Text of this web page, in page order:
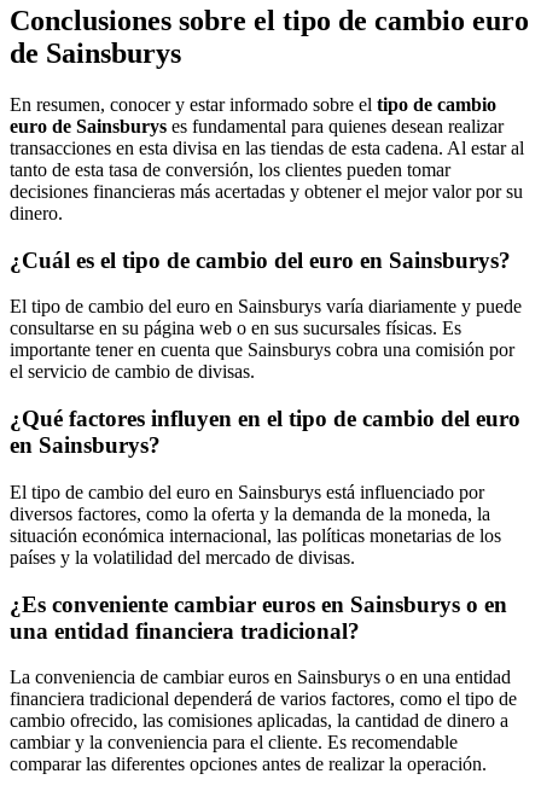
Conclusiones sobre el tipo de cambio euro
de Sainsburys
En resumen, conocer y estar informado sobre el tipo de cambio
euro de Sainsburys es fundamental para quienes desean realizar
transacciones en esta divisa en las tiendas de esta cadena. Al estar al
tanto de esta tasa de conversión, los clientes pueden tomar
decisiones financieras más acertadas y obtener el mejor valor por su
dinero.
¿Cuál es el tipo de cambio del euro en Sainsburys?
El tipo de cambio del euro en Sainsburys varía diariamente y puede
consultarse en su página web o en sus sucursales físicas. Es
importante tener en cuenta que Sainsburys cobra una comisión por
el servicio de cambio de divisas.
¿Qué factores influyen en el tipo de cambio del euro
en Sainsburys?
El tipo de cambio del euro en Sainsburys está influenciado por
diversos factores, como la oferta y la demanda de la moneda, la
situación económica internacional, las políticas monetarias de los
países y la volatilidad del mercado de divisas.
¿Es conveniente cambiar euros en Sainsburys o en
una entidad financiera tradicional?
La conveniencia de cambiar euros en Sainsburys o en una entidad
financiera tradicional dependerá de varios factores, como el tipo de
cambio ofrecido, las comisiones aplicadas, la cantidad de dinero a
cambiar y la conveniencia para el cliente. Es recomendable
comparar las diferentes opciones antes de realizar la operación.